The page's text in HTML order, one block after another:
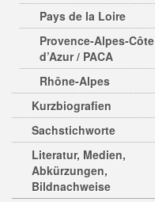
Pays de la Loire
Provence-Alpes-Côte
d’Azur / PACA
Rhône-Alpes
Kurzbiografien
Sachstichworte
Literatur, Medien,
Abkürzungen,
Bildnachweise